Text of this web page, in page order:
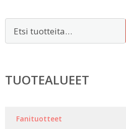
TUOTEALUEET
Fanituotteet